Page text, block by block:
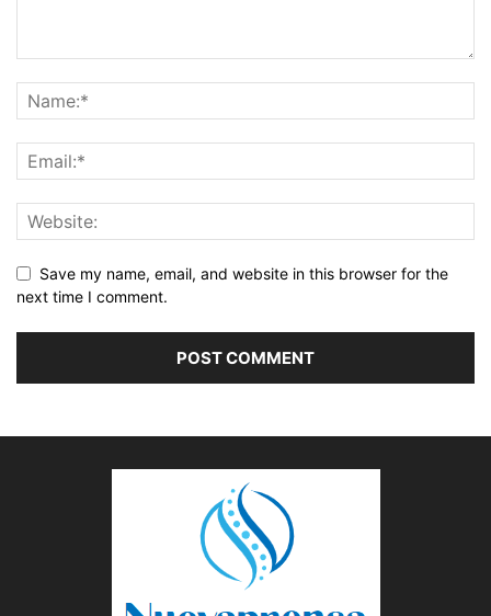
Save my name, email, and website in this browser for the
next time I comment.